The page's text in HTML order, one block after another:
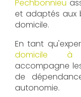
Pechbonnieu
et adaptés aux
domicile.
En tant
domicile à
accompagne
de
autonomie.